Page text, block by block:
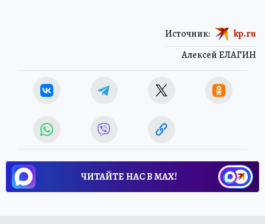
Алексей ЕЛАГИН
Источник: kp.ru
ЧИТАЙТЕ НАС В МАХ!